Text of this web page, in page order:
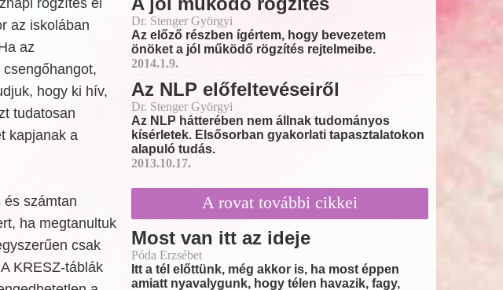
rögzítés él
az iskolában
az
hogy ki hív,
tudatosan
kapjanak a
számtan
ha megtanultuk
csak
A KRESZ-táblák
Dr. Stenger Györgyi
Az előző részben ígértem, hogy bevezetem
önöket a jól működő rögzítés rejtelmeibe.
2014.1.9.
Az NLP előfeltevéseiről
Dr. Stenger Györgyi
Az NLP hátterében nem állnak tudományos
kísérletek. Elsősorban gyakorlati tapasztalatokon
alapuló tudás.
2013.10.17.
A rovat további cikkei
Most van itt az ideje
Póda Erzsébet
Itt a tél előttünk, még akkor is, ha most éppen
amiatt nyavalygunk, hogy télen havazik, fagy,